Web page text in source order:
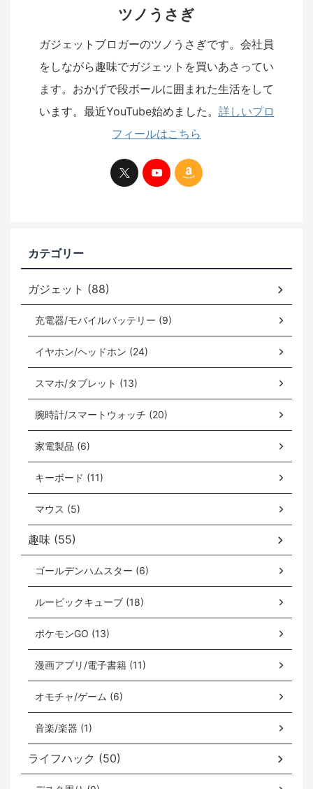
ツノうさぎ
ガジェットブロガーのツノうさぎです。会社員
をしながら趣味でガジェットを買いあさってい
ます。おかげで段ボールに囲まれた生活をして
います。最近YouTube始めました。 詳しいプロ
フィールはこちら
カテゴリー
ガジェット (88)
充電器/モバイルバッテリー (9)
イヤホン/ヘッドホン (24)
スマホ/タブレット (13)
腕時計/スマートウォッチ (20)
家電製品 (6)
キーボード (11)
マウス (5)
趣味 (55)
ゴールデンハムスター (6)
ルービックキューブ (18)
ポケモンGO (13)
漫画アプリ/電子書籍 (11)
オモチャ/ゲーム (6)
音楽/楽器 (1)
ライフハック (50)